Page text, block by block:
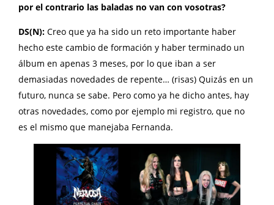
por el contrario las baladas no van con vosotras?
DS(N): Creo que ya ha sido un reto importante haber
hecho este cambio de formación y haber terminado un
álbum en apenas 3 meses, por lo que iban a ser
demasiadas novedades de repente… (risas) Quizás en un
futuro, nunca se sabe. Pero como ya he dicho antes, hay
otras novedades, como por ejemplo mi registro, que no
es el mismo que manejaba Fernanda.